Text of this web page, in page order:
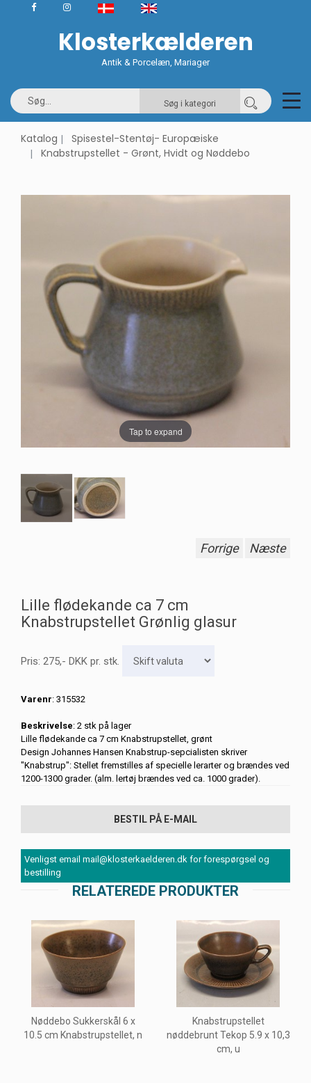
Klosterkælderen
Antik & Porcelæn, Mariager
Søg i kategori
Katalog
Spisestel-Stentøj- Europæiske
Knabstrupstellet - Grønt, Hvidt og Nøddebo
Tap to expand
Forrige Næste
Lille flødekande ca 7 cm
Knabstrupstellet Grønlig glasur
Pris: 275,- DKK pr. stk.
Varenr: 315532
Beskrivelse: 2 stk på lager
Lille flødekande ca 7 cm Knabstrupstellet, grønt
Design Johannes Hansen Knabstrup-sepcialisten skriver
"Knabstrup": Stellet fremstilles af specielle lerarter og brændes ved
1200-1300 grader. (alm. lertøj brændes ved ca. 1000 grader).
BESTIL PÅ E-MAIL
Venligst email mail@klosterkaelderen.dk for forespørgsel og
bestilling
RELATEREDE PRODUKTER
Nøddebo Sukkerskål 6 x
10.5 cm Knabstrupstellet, n
Knabstrupstellet
nøddebrunt Tekop 5.9 x 10,3
cm, u